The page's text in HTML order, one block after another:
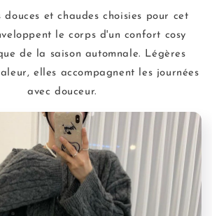
douces et chaudes choisies pour cet
le corps d'un confort cosy
de la saison automnale. Légères
elles accompagnent les journées
avec douceur.